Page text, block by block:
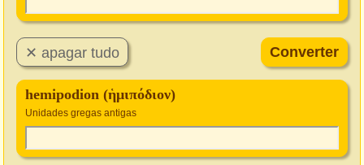
hemipodion (ἡμιπόδιον)
Unidades gregas antigas